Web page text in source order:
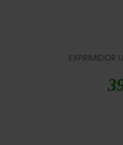
EXPRIMIDOR